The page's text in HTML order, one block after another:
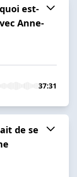
est-
Anne-
37:31
de se